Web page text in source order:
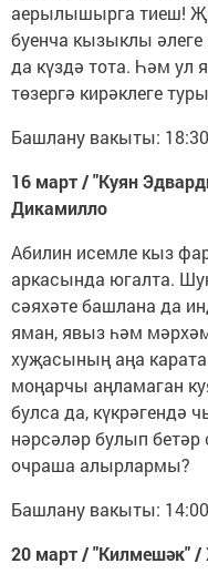
аерылышырга тиеш!
буенча кызыклы
да күздә тота. Һәм ул
төзергә кирәклеге
Башлану вакыты: 18:30
16 март / "Куян
Дикамилло
Абилин исемле кыз
аркасында югалта.
сәяхәте башлана да
яман, явыз һәм
хуҗасының аңа
моңарчы аңламаган
булса да, күкрәгендә
нәрсәләр булып бетәр
очраша алырлармы?
Башлану вакыты: 14:00
20 март / "Килмешәк"